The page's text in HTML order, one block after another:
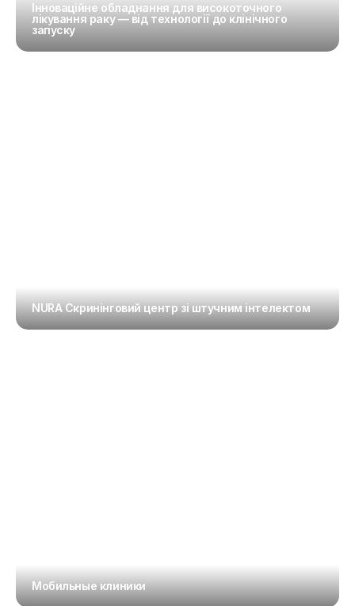
Інноваційне обладнання для високоточного
лікування раку — від технології до клінічного
запуску
NURA Скринінговий центр зі штучним інтелектом
Мобильные клиники